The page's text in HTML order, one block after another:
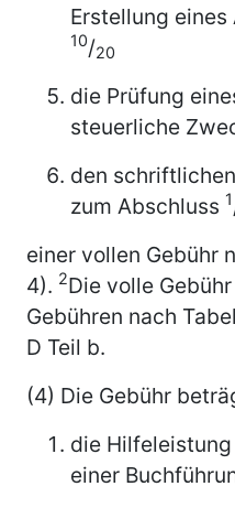
Erstellung eines
10/20
die Prüfung
steuerliche
den
zum Abschluss 1
einer vollen Gebühr
4). 2Die volle
Gebühren nach
D Teil b.
(4) Die Gebühr
die
einer